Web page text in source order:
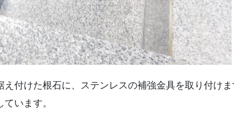
付けた根石に、ステンレスの補強金具を取り付け
います。